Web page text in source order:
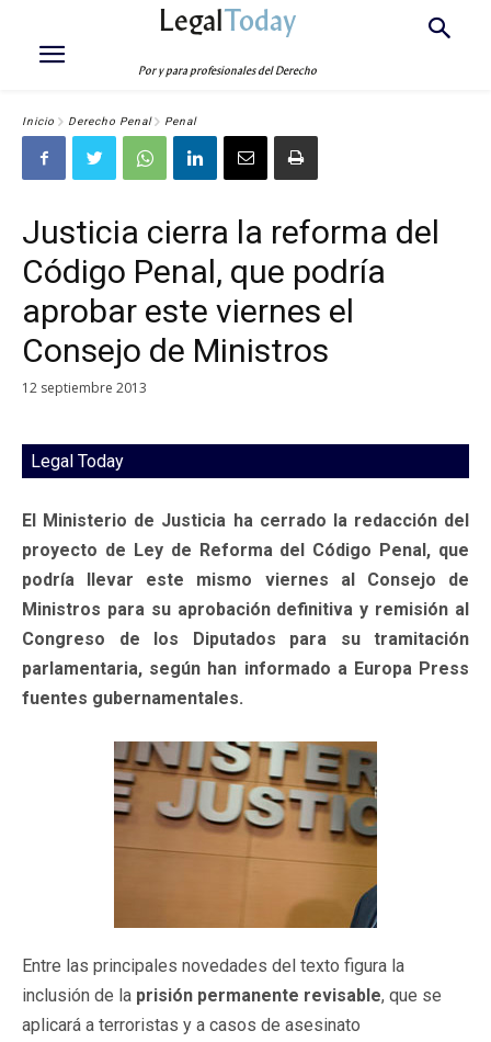
LegalToday
Por y para profesionales del Derecho
Inicio Derecho Penal Penal
Justicia cierra la reforma del
Código Penal, que podría
aprobar este viernes el
Consejo de Ministros
12 septiembre 2013
Legal Today
El Ministerio de Justicia ha cerrado la redacción del
proyecto de Ley de Reforma del Código Penal, que
podría llevar este mismo viernes al Consejo de
Ministros para su aprobación definitiva y remisión al
Congreso de los Diputados para su tramitación
parlamentaria, según han informado a Europa Press
fuentes gubernamentales.
Entre las principales novedades del texto figura la
inclusión de la prisión permanente revisable, que se
aplicará a terroristas y a casos de asesinato